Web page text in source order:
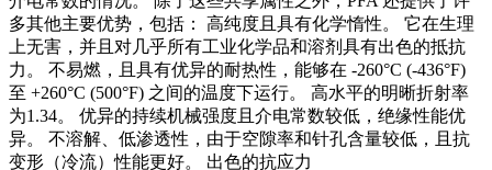
多其他主要优势，包括： 高纯度且具有化学惰性。 它在生理
上无害，并且对几乎所有工业化学品和溶剂具有出色的抵抗
力。 不易燃，且具有优异的耐热性，能够在 -260°C (-436°F)
至 +260°C (500°F) 之间的温度下运行。 高水平的明晰折射率
为1.34。 优异的持续机械强度且介电常数较低，绝缘性能优
异。 不溶解、低渗透性，由于空隙率和针孔含量较低，且抗
变形（冷流）性能更好。 出色的抗应力